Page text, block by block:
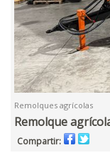
Remolques agrícolas
Remolque
Compartir: